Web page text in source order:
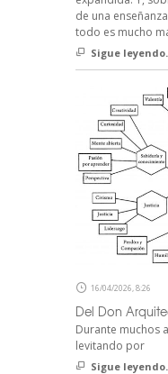
de una
todo es mucho
Sigue
16/04/2026, 8:26
Del Don
Durante muchos
levitando por
Sigue